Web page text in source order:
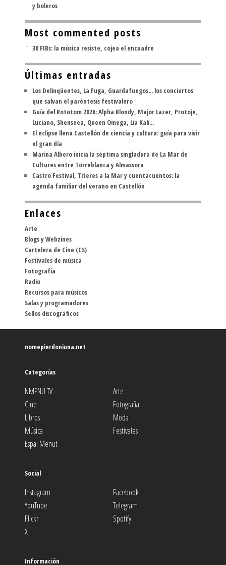
y boleros
Most commented posts
30 FIBs: la música resiste, cojea el encuadre
Últimas entradas
Los Delinqüentes, La Fuga, Guardafuegos... los conciertos
que salvan el paréntesis festivalero
Guía del Rototom 2026: Alpha Blondy, Major Lazer, Protoje,
Luciano, Shenseea, Queen Omega, Lia Kali...
El eclipse llena Castellón de ciencia y cultura: guía para vivir
el gran día
Marina Albero inicia la séptima singladura de La Mar de
Cultures entre Torreblanca y Almassora
Castro Festival, Títeres a la Mar y cuentacuentos: la
agenda familiar del verano en Castellón
Enlaces
Arte
Blogs y Webzines
Cartelera de Cine (CS)
Festivales de música
Fotografía
Radio
Recursos para músicos
Salas y programadores
Sellos discográficos
nomepierdoniuna.net
Categorías
NMPNU TV
Arte
Cine
Fotografía
Libros
Moda
Música
Festivales
Espai Menut
Social
Instagram
Facebook
YouTube
Telegram
Flickr
Spotify
X
Información